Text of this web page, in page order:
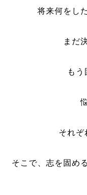
将来何をし
まだ
もう
それぞ
そこで、志を固め